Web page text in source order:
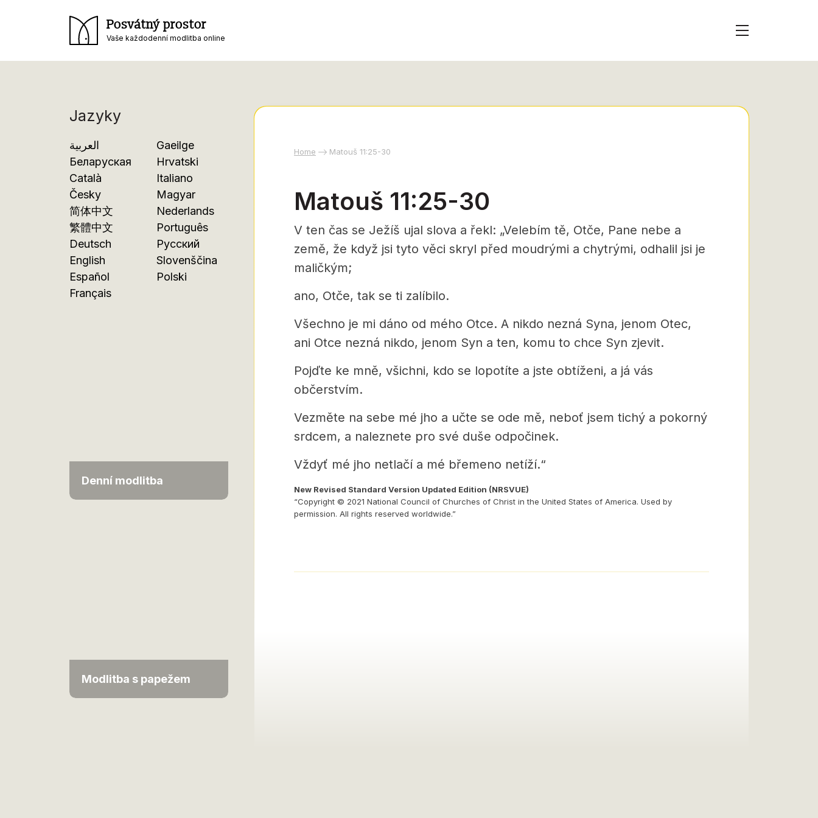
Posvátný prostor
Vaše každodenní modlitba online
Jazyky
العربية
Беларуская
Català
Česky
简体中文
繁體中文
Deutsch
English
Español
Français
Gaeilge
Hrvatski
Italiano
Magyar
Nederlands
Português
Русский
Slovenščina
Polski
Denní modlitba
Modlitba s papežem
Home Matouš 11:25-30
Matouš 11:25-30
V ten čas se Ježíš ujal slova a řekl: „Velebím tě, Otče, Pane nebe a
země, že když jsi tyto věci skryl před moudrými a chytrými, odhalil jsi je
maličkým;
ano, Otče, tak se ti zalíbilo.
Všechno je mi dáno od mého Otce. A nikdo nezná Syna, jenom Otec,
ani Otce nezná nikdo, jenom Syn a ten, komu to chce Syn zjevit.
Pojďte ke mně, všichni, kdo se lopotíte a jste obtíženi, a já vás
občerstvím.
Vezměte na sebe mé jho a učte se ode mě, neboť jsem tichý a pokorný
srdcem, a naleznete pro své duše odpočinek.
Vždyť mé jho netlačí a mé břemeno netíží.“
New Revised Standard Version Updated Edition (NRSVUE)
“Copyright © 2021 National Council of Churches of Christ in the United States of America. Used by
permission. All rights reserved worldwide.”